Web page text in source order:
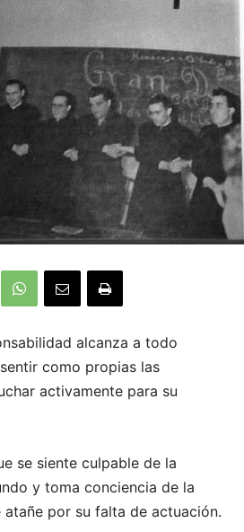
alcanza a todo
como propias las
activamente para su
se siente culpable de la
y toma conciencia de la
por su falta de actuación.